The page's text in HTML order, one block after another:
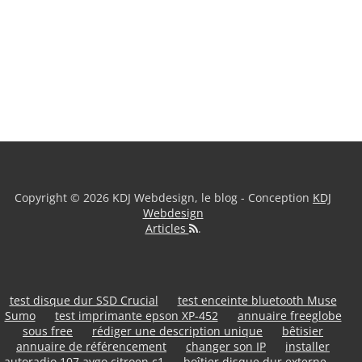
Copyright © 2026 KDJ Webdesign, le blog - Conception KDJ
Webdesign
Articles
.
test disque dur SSD Crucial
test enceinte bluetooth Muse
Sumo
test imprimante epson XP-452
annuaire freeglobe
sous free
rédiger une description unique
bêtisier
annuaire de référencement
changer son IP
installer